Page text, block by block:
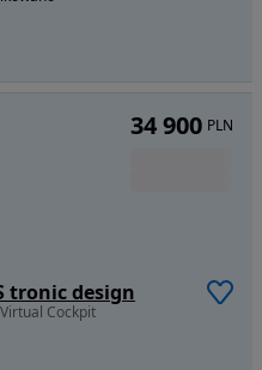
tronic design
Cockpit
34 900 PLN